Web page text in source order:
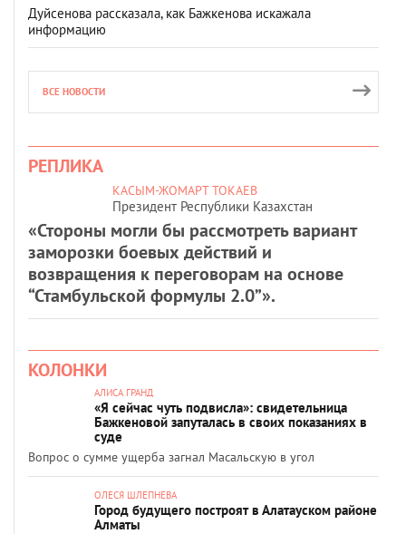
Дуйсенова рассказала, как Бажкенова искажала
информацию
ВСЕ НОВОСТИ
РЕПЛИКА
КАСЫМ-ЖОМАРТ ТОКАЕВ
Президент Республики Казахстан
«Стороны могли бы рассмотреть вариант
заморозки боевых действий и
возвращения к переговорам на основе
“Стамбульской формулы 2.0”».
КОЛОНКИ
АЛИСА ГРАНД
«Я сейчас чуть подвисла»: свидетельница
Бажкеновой запуталась в своих показаниях в
суде
Вопрос о сумме ущерба загнал Масальскую в угол
ОЛЕСЯ ШЛЕПНЕВА
Город будущего построят в Алатауском районе
Алматы